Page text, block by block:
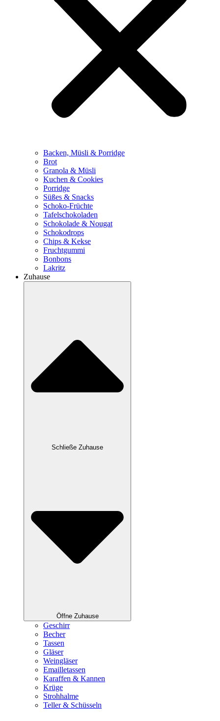
Backen, Müsli & Porridge
Brot
Granola & Müsli
Kuchen & Cookies
Porridge
Süßes & Snacks
Schoko-Früchte
Tafelschokoladen
Schokolade & Nougat
Schokodrops
Chips & Kekse
Fruchtgummi
Bonbons
Lakritz
Zuhause
Schließe Zuhause
Öffne Zuhause
Geschirr
Becher
Tassen
Gläser
Weingläser
Emailletassen
Karaffen & Kannen
Krüge
Strohhalme
Teller & Schüsseln